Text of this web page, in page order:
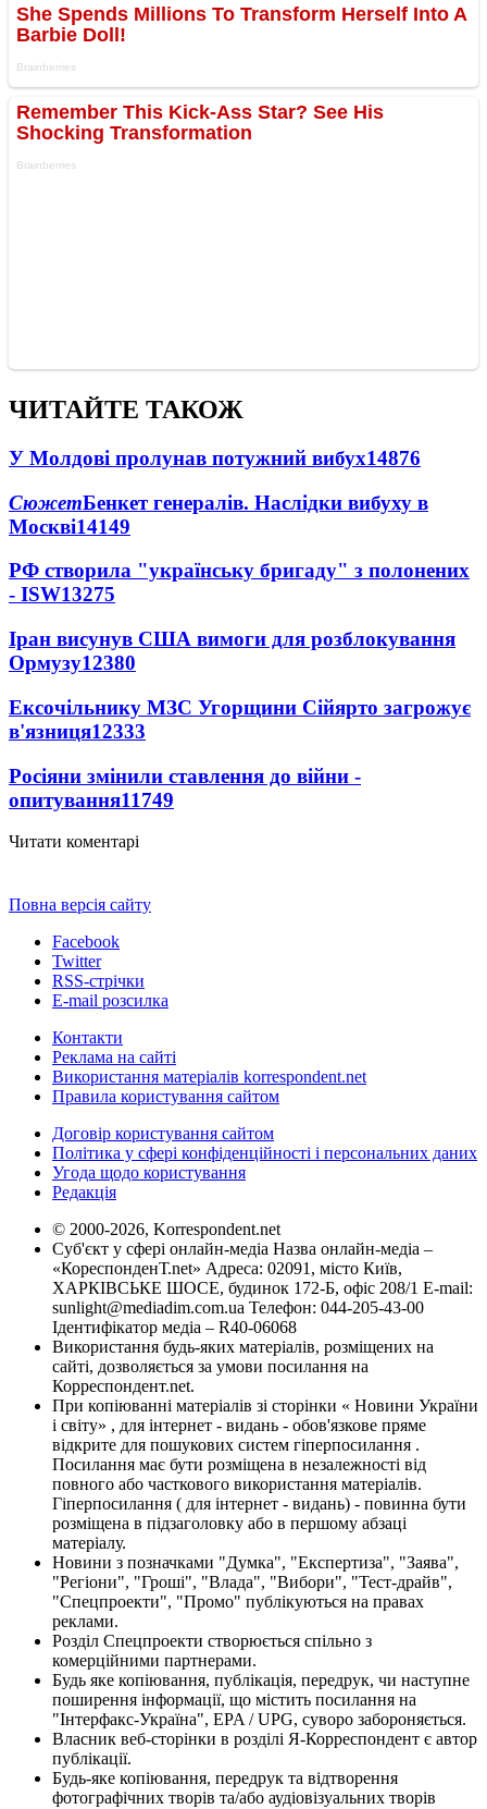
ЧИТАЙТЕ ТАКОЖ
У Молдові пролунав потужний вибух14876
СюжетБенкет генералів. Наслідки вибуху в
Москві14149
РФ створила "українську бригаду" з полонених
- ISW13275
Іран висунув США вимоги для розблокування
Ормузу12380
Ексочільнику МЗС Угорщини Сійярто загрожує
в'язниця12333
Росіяни змінили ставлення до війни -
опитування11749
Читати коментарі
Повна версія сайту
Facebook
Twitter
RSS-стрічки
E-mail розсилка
Контакти
Реклама на сайті
Використання матеріалів korrespondent.net
Правила користування сайтом
Договір користування сайтом
Політика у сфері конфіденційності і персональних даних
Угода щодо користування
Редакція
© 2000-2026, Korrespondent.net
Суб'єкт у сфері онлайн-медіа Назва онлайн-медіа –
«КореспонденТ.net» Адреса: 02091, місто Київ,
ХАРКІВСЬКЕ ШОСЕ, будинок 172-Б, офіс 208/1 E-mail:
sunlight@mediadim.com.ua Телефон: 044-205-43-00
Ідентифікатор медіа – R40-06068
Використання будь-яких матеріалів, розміщених на
сайті, дозволяється за умови посилання на
Корреспондент.net.
При копіюванні матеріалів зі сторінки « Новини України
і світу» , для інтернет - видань - обов'язкове пряме
відкрите для пошукових систем гіперпосилання .
Посилання має бути розміщена в незалежності від
повного або часткового використання матеріалів.
Гіперпосилання ( для інтернет - видань) - повинна бути
розміщена в підзаголовку або в першому абзаці
матеріалу.
Новини з позначками "Думка", "Експертиза", "Заява",
"Регіони", "Гроші", "Влада", "Вибори", "Тест-драйв",
"Спецпроекти", "Промо" публікуються на правах
реклами.
Розділ Спецпроекти створюється спільно з
комерційними партнерами.
Будь яке копіювання, публікація, передрук, чи наступне
поширення інформації, що містить посилання на
"Інтерфакс-Україна", EPA / UPG, суворо забороняється.
Власник веб-сторінки в розділі Я-Корреспондент є автор
публікації.
Будь-яке копіювання, передрук та відтворення
фотографічних творів та/або аудіовізуальних творів